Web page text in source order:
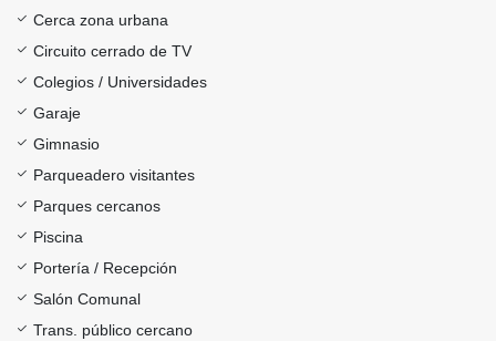
Cerca zona urbana
Circuito cerrado de TV
Colegios / Universidades
Garaje
Gimnasio
Parqueadero visitantes
Parques cercanos
Piscina
Portería / Recepción
Salón Comunal
Trans. público cercano